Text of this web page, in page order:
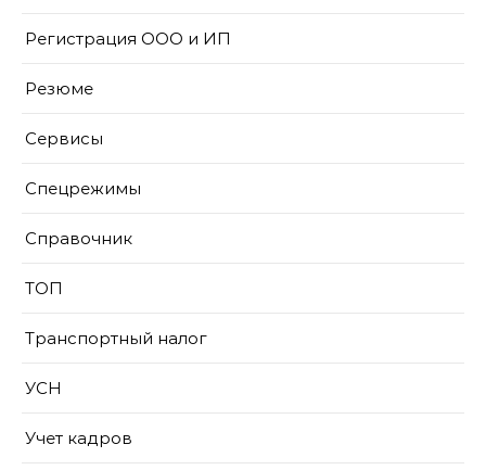
Регистрация ООО и ИП
Резюме
Сервисы
Спецрежимы
Справочник
ТОП
Транспортный налог
УСН
Учет кадров